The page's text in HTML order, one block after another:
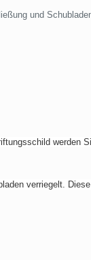
und
werden
verriegelt.